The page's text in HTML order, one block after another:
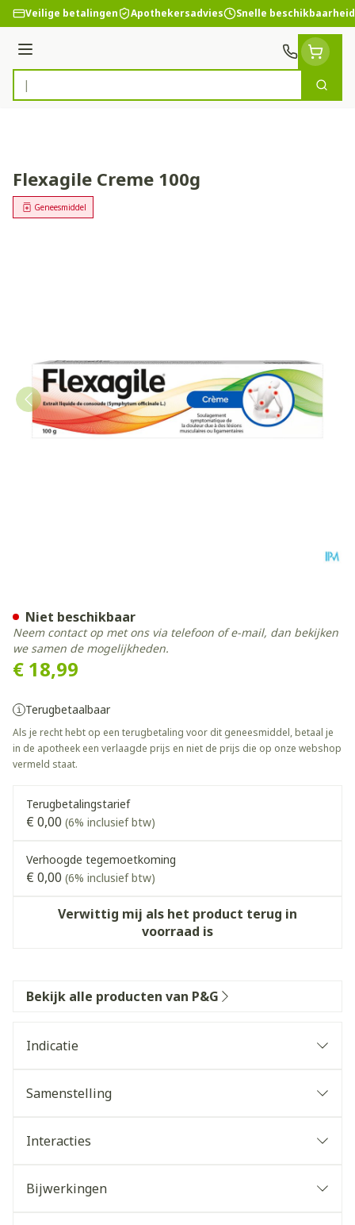
Ga naar de inhoud
Veilige betalingen Apothekersadvies Snelle beschikbaarheid
Menu
Product, merk, categorie...
Zoek
Flexagile Creme 100g
Geneesmiddel
€ 18,99
Terugbetaalbaar
Als je recht hebt op een terugbetaling voor dit geneesmiddel, betaal je
in de apotheek een verlaagde prijs en niet de prijs die op onze webshop
vermeld staat.
Terugbetalingstarief
€ 0,00 (6% inclusief btw)
Verhoogde tegemoetkoming
€ 0,00 (6% inclusief btw)
Verwittig mij als het product terug in
voorraad is
Niet beschikbaar
Neem contact op met ons via telefoon of e-mail, dan bekijken
we samen de mogelijkheden.
Bekijk alle producten van P&G
Indicatie
Samenstelling
Interacties
Bijwerkingen